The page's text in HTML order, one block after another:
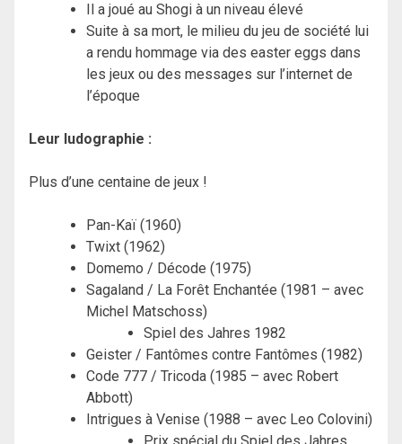
Il a joué au Shogi à un niveau élevé
Suite à sa mort, le milieu du jeu de société lui
a rendu hommage via des easter eggs dans
les jeux ou des messages sur l’internet de
l’époque
Leur ludographie :
Plus d’une centaine de jeux !
Pan-Kaï (1960)
Twixt (1962)
Domemo / Décode (1975)
Sagaland / La Forêt Enchantée (1981 – avec
Michel Matschoss)
Spiel des Jahres 1982
Geister / Fantômes contre Fantômes (1982)
Code 777 / Tricoda (1985 – avec Robert
Abbott)
Intrigues à Venise (1988 – avec Leo Colovini)